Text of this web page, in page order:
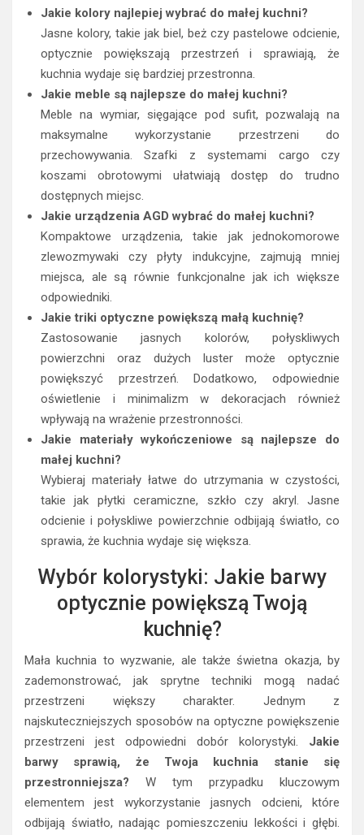
Jakie kolory najlepiej wybrać do małej kuchni?
Jasne kolory, takie jak biel, beż czy pastelowe odcienie,
optycznie powiększają przestrzeń i sprawiają, że
kuchnia wydaje się bardziej przestronna.
Jakie meble są najlepsze do małej kuchni?
Meble na wymiar, sięgające pod sufit, pozwalają na
maksymalne wykorzystanie przestrzeni do
przechowywania. Szafki z systemami cargo czy
koszami obrotowymi ułatwiają dostęp do trudno
dostępnych miejsc.
Jakie urządzenia AGD wybrać do małej kuchni?
Kompaktowe urządzenia, takie jak jednokomorowe
zlewozmywaki czy płyty indukcyjne, zajmują mniej
miejsca, ale są równie funkcjonalne jak ich większe
odpowiedniki.
Jakie triki optyczne powiększą małą kuchnię?
Zastosowanie jasnych kolorów, połyskliwych
powierzchni oraz dużych luster może optycznie
powiększyć przestrzeń. Dodatkowo, odpowiednie
oświetlenie i minimalizm w dekoracjach również
wpływają na wrażenie przestronności.
Jakie materiały wykończeniowe są najlepsze do
małej kuchni?
Wybieraj materiały łatwe do utrzymania w czystości,
takie jak płytki ceramiczne, szkło czy akryl. Jasne
odcienie i połyskliwe powierzchnie odbijają światło, co
sprawia, że kuchnia wydaje się większa.
Wybór kolorystyki: Jakie barwy
optycznie powiększą Twoją
kuchnię?
Mała kuchnia to wyzwanie, ale także świetna okazja, by
zademonstrować, jak sprytne techniki mogą nadać
przestrzeni większy charakter. Jednym z
najskuteczniejszych sposobów na optyczne powiększenie
przestrzeni jest odpowiedni dobór kolorystyki. Jakie
barwy sprawią, że Twoja kuchnia stanie się
przestronniejsza? W tym przypadku kluczowym
elementem jest wykorzystanie jasnych odcieni, które
odbijają światło, nadając pomieszczeniu lekkości i głębi.